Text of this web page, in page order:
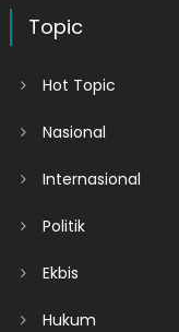
Topic
Hot Topic
Nasional
Internasional
Politik
Ekbis
Hukum